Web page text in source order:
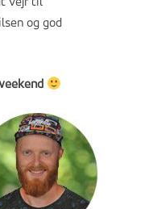
vejr til
og god